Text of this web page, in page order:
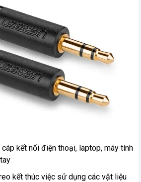
cáp kết nối điện thoại, laptop, máy tính
kết thúc việc sử dụng các vật liệu